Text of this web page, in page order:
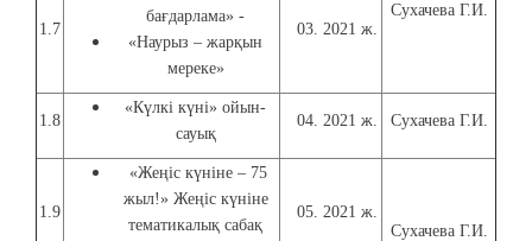
1.7
бағдарлама» -
«Наурыз – жарқын
мереке»
03. 2021 ж.
Сухачева Г.И.
1.8
«Күлкі күні» ойын-
сауық
04. 2021 ж. Сухачева Г.И.
1.9
«Жеңіс күніне – 75
жыл!» Жеңіс күніне
тематикалық сабақ
05. 2021 ж.
Сухачева Г.И.